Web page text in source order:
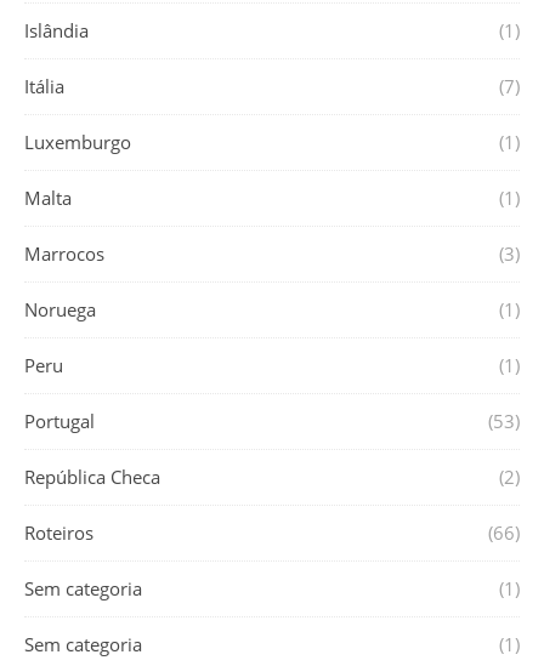
Islândia (1)
Itália (7)
Luxemburgo (1)
Malta (1)
Marrocos (3)
Noruega (1)
Peru (1)
Portugal (53)
República Checa (2)
Roteiros (66)
Sem categoria (1)
Sem categoria (1)